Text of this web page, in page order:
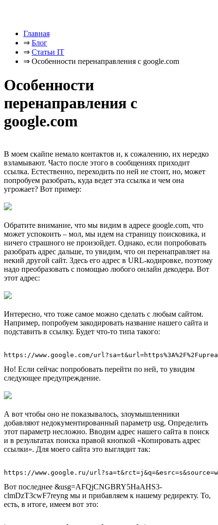
Главная
⇒ Блог
⇒ Статьи IT
⇒ Особенности перенаправления с google.com
Особенности
перенаправления с
google.com
В моем скайпе немало контактов и, к сожалению, их нередко
взламывают. Часто после этого в сообщениях приходит
ссылка. Естественно, переходить по ней не стоит, но, может
попробуем разобрать, куда ведет эта ссылка и чем она
угрожает? Вот пример:
Обратите внимание, что мы видим в адресе google.com, что
может успокоить – мол, мы идем на страницу поисковика, и
ничего страшного не произойдет. Однако, если попробовать
разобрать адрес дальше, то увидим, что он перенаправляет на
некий другой сайт. Здесь его адрес в URL-кодировке, поэтому
надо преобразовать с помощью любого онлайн декодера. Вот
этот адрес:
Интересно, что тоже самое можно сделать с любым сайтом.
Например, попробуем закодировать название нашего сайта и
подставить в ссылку. Будет что-то типа такого:
Но! Если сейчас попробовать перейти по ней, то увидим
следующее предупреждение.
А вот чтобы оно не показывалось, злоумышленники
добавляют недокументированный параметр usg. Определить
этот параметр несложно. Вводим адрес нашего сайта в поиск
и в результатах поиска правой кнопкой «Копировать адрес
ссылки». Для моего сайта это выглядит так:
Вот последнее &usg=AFQjCNGBRY5HaAHS3-
clmDzT3cwF7reyng мы и прибавляем к нашему редиректу. То,
есть, в итоге, имеем вот это: